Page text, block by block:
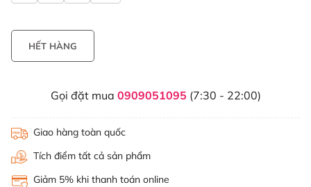
HẾT HÀNG
Gọi đặt mua 0909051095 (7:30 - 22:00)
Giao hàng toàn quốc
Tích điểm tất cả sản phẩm
Giảm 5% khi thanh toán online